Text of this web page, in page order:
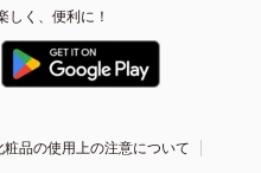
しく、便利に！
粧品の使用上の注意について